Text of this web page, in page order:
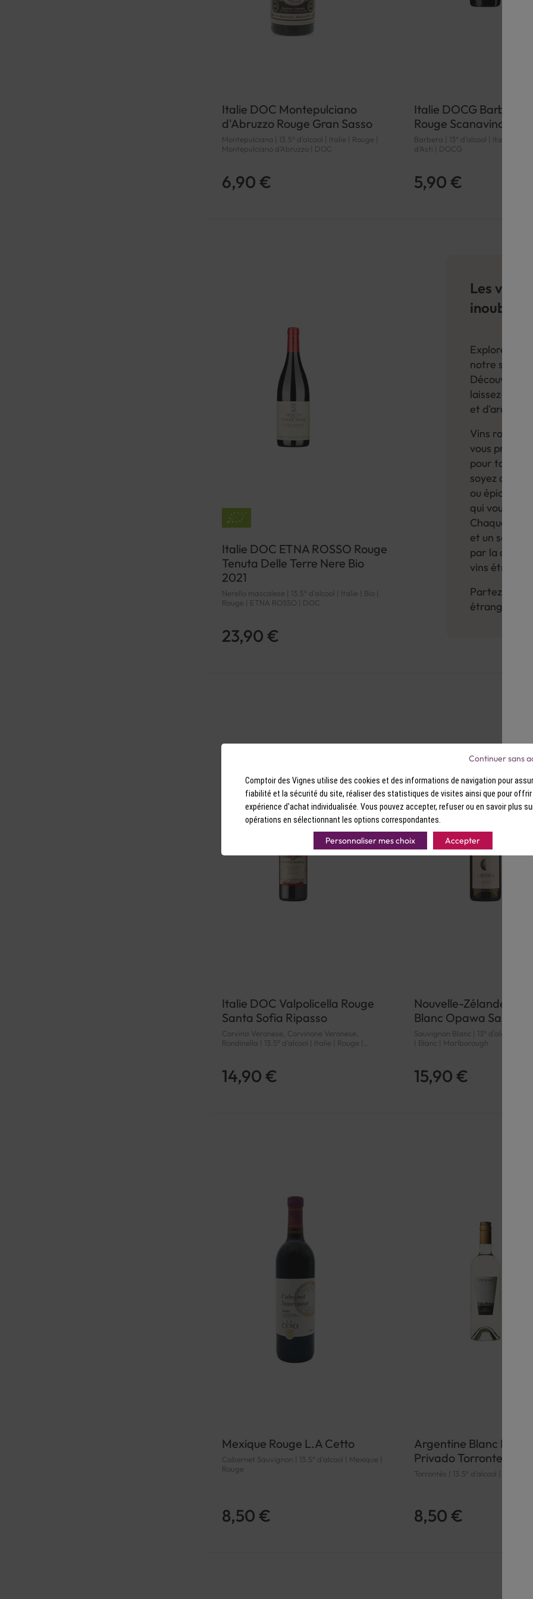
Italie DOC Montepulciano
d'Abruzzo Rouge Gran Sasso
Montepulciano | 13.5° d'alcool | Italie | Rouge |
Montepulciano d'Abruzzo | DOC
6,90 €
Italie DOCG Barbera
Rouge Scanavino
Barbera | 13° d'alcool | Italie |
d'Asti | DOCG
5,90 €
Italie DOC ETNA ROSSO Rouge
Tenuta Delle Terre Nere Bio
2021
Nerello mascalese | 13.5° d'alcool | Italie | Bio |
Rouge | ETNA ROSSO | DOC
23,90 €
Les vins
inoubliable
Explorez les
notre
Découvrez
laissez-vous
et d'arômes
Vins rouges,
vous
pour tous les
soyez
ou épicés,
qui vous plaira.
Chaque vin
et un savoir-
par la
vins
Partez à
étrangers
Italie DOC Valpolicella Rouge
Santa Sofia Ripasso
Corvina Veronese, Corvinone Veronese,
Rondinella | 13.5° d'alcool | Italie | Rouge |
14,90 €
Nouvelle-Zélande
Blanc Opawa
Sauvignon Blanc | 13° d'alcool |
| Blanc | Marlborough
15,90 €
Mexique Rouge L.A Cetto
Cabernet Sauvignon | 13.5° d'alcool | Mexique |
Rouge
8,50 €
Argentine Blanc Etchart
Privado Torrontes 2020
Torrontés | 13.5° d'alcool |
8,50 €
Comptoir des Vignes utilise des cookies et des informations de navigation pour
fiabilité et la sécurité du site, réaliser des statistiques de visites ainsi que pour offrir
expérience d'achat individualisée. Vous pouvez accepter, refuser ou en savoir plus
opérations en sélectionnant les options correspondantes.
Personnaliser mes choix Accepter
Continuer sans